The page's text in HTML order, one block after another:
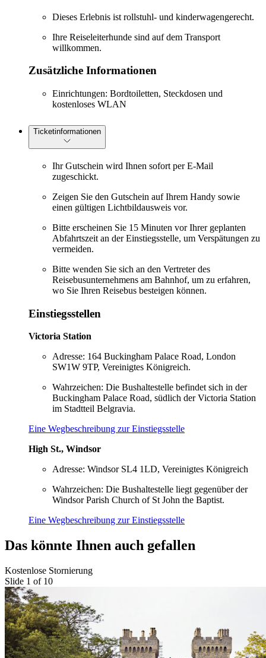
Dieses Erlebnis ist rollstuhl- und kinderwagengerecht.
Ihre Reiseleiterhunde sind auf dem Transport
willkommen.
Zusätzliche Informationen
Einrichtungen: Bordtoiletten, Steckdosen und
kostenloses WLAN
Ticketinformationen
Ihr Gutschein wird Ihnen sofort per E-Mail
zugeschickt.
Zeigen Sie den Gutschein auf Ihrem Handy sowie
einen gültigen Lichtbildausweis vor.
Bitte erscheinen Sie 15 Minuten vor Ihrer geplanten
Abfahrtszeit an der Einstiegsstelle, um Verspätungen zu
vermeiden.
Bitte wenden Sie sich an den Vertreter des
Reisebusunternehmens am Bahnhof, um zu erfahren,
wo Sie Ihren Reisebus besteigen können.
Einstiegsstellen
Victoria Station
Adresse: 164 Buckingham Palace Road, London
SW1W 9TP, Vereinigtes Königreich.
Wahrzeichen: Die Bushaltestelle befindet sich in der
Buckingham Palace Road, südlich der Victoria Station
im Stadtteil Belgravia.
Eine Wegbeschreibung zur Einstiegsstelle
High St., Windsor
Adresse: Windsor SL4 1LD, Vereinigtes Königreich
Wahrzeichen: Die Bushaltestelle liegt gegenüber der
Windsor Parish Church of St John the Baptist.
Eine Wegbeschreibung zur Einstiegsstelle
Das könnte Ihnen auch gefallen
Kostenlose Stornierung
Slide 1 of 10